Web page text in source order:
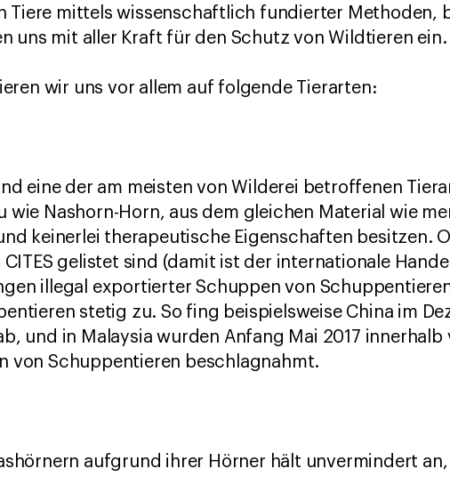
Tiere mittels wissenschaftlich fundierter Methoden,
uns mit aller Kraft für den Schutz von Wildtieren ein.
wir uns vor allem auf folgende Tierarten:
eine der am meisten von Wilderei betroffenen
wie Nashorn-Horn, aus dem gleichen Material wie
keinerlei therapeutische Eigenschaften besitzen.
CITES gelistet sind (damit ist der internationale
illegal exportierter Schuppen von
stetig zu. So fing beispielsweise China im
und in Malaysia wurden Anfang Mai 2017
von Schuppentieren beschlagnahmt.
aufgrund ihrer Hörner hält unvermindert